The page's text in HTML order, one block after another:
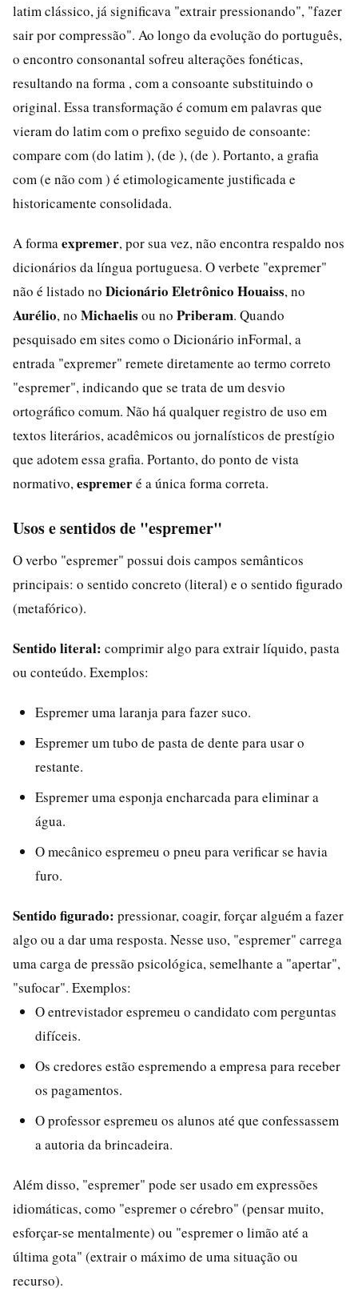
latim clássico, já significava "extrair pressionando", "fazer
sair por compressão". Ao longo da evolução do português,
o encontro consonantal sofreu alterações fonéticas,
resultando na forma , com a consoante substituindo o
original. Essa transformação é comum em palavras que
vieram do latim com o prefixo seguido de consoante:
compare com (do latim ), (de ), (de ). Portanto, a grafia
com (e não com ) é etimologicamente justificada e
historicamente consolidada.
A forma expremer, por sua vez, não encontra respaldo nos
dicionários da língua portuguesa. O verbete "expremer"
não é listado no Dicionário Eletrônico Houaiss, no
Aurélio, no Michaelis ou no Priberam. Quando
pesquisado em sites como o Dicionário inFormal, a
entrada "expremer" remete diretamente ao termo correto
"espremer", indicando que se trata de um desvio
ortográfico comum. Não há qualquer registro de uso em
textos literários, acadêmicos ou jornalísticos de prestígio
que adotem essa grafia. Portanto, do ponto de vista
normativo, espremeré a única forma correta.
Usos e sentidos de "espremer"
O verbo "espremer" possui dois campos semânticos
principais: o sentido concreto (literal) e o sentido figurado
(metafórico).
Sentido literal: comprimir algo para extrair líquido, pasta
ou conteúdo. Exemplos:
Espremer uma laranja para fazer suco.
Espremer um tubo de pasta de dente para usar o
restante.
Espremer uma esponja encharcada para eliminar a
água.
O mecânico espremeu o pneu para verificar se havia
furo.
Sentido figurado: pressionar, coagir, forçar alguém a fazer
algo ou a dar uma resposta. Nesse uso, "espremer" carrega
uma carga de pressão psicológica, semelhante a "apertar",
"sufocar". Exemplos:
O entrevistador espremeu o candidato com perguntas
difíceis.
Os credores estão espremendo a empresa para receber
os pagamentos.
O professor espremeu os alunos até que confessassem
a autoria da brincadeira.
Além disso, "espremer" pode ser usado em expressões
idiomáticas, como "espremer o cérebro" (pensar muito,
esforçar-se mentalmente) ou "espremer o limão até a
última gota" (extrair o máximo de uma situação ou
recurso).